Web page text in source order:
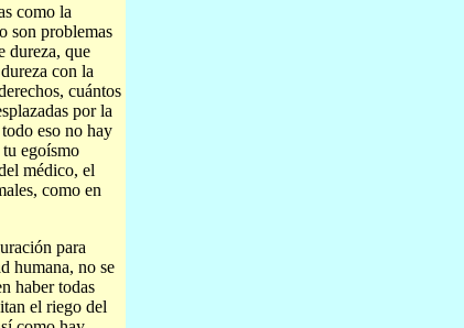
como la
son problemas
dureza, que
con la
cuántos
por la
eso no hay
egoísmo
médico, el
como en
para
humana, no se
haber todas
el riego del